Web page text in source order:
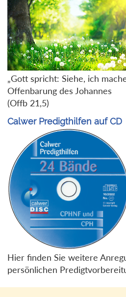
„Gott spricht: Siehe, ich
Offenbarung des Johannes
(Offb 21,5)
Calwer Predigthilfen auf CD
Hier finden Sie weitere
persönlichen